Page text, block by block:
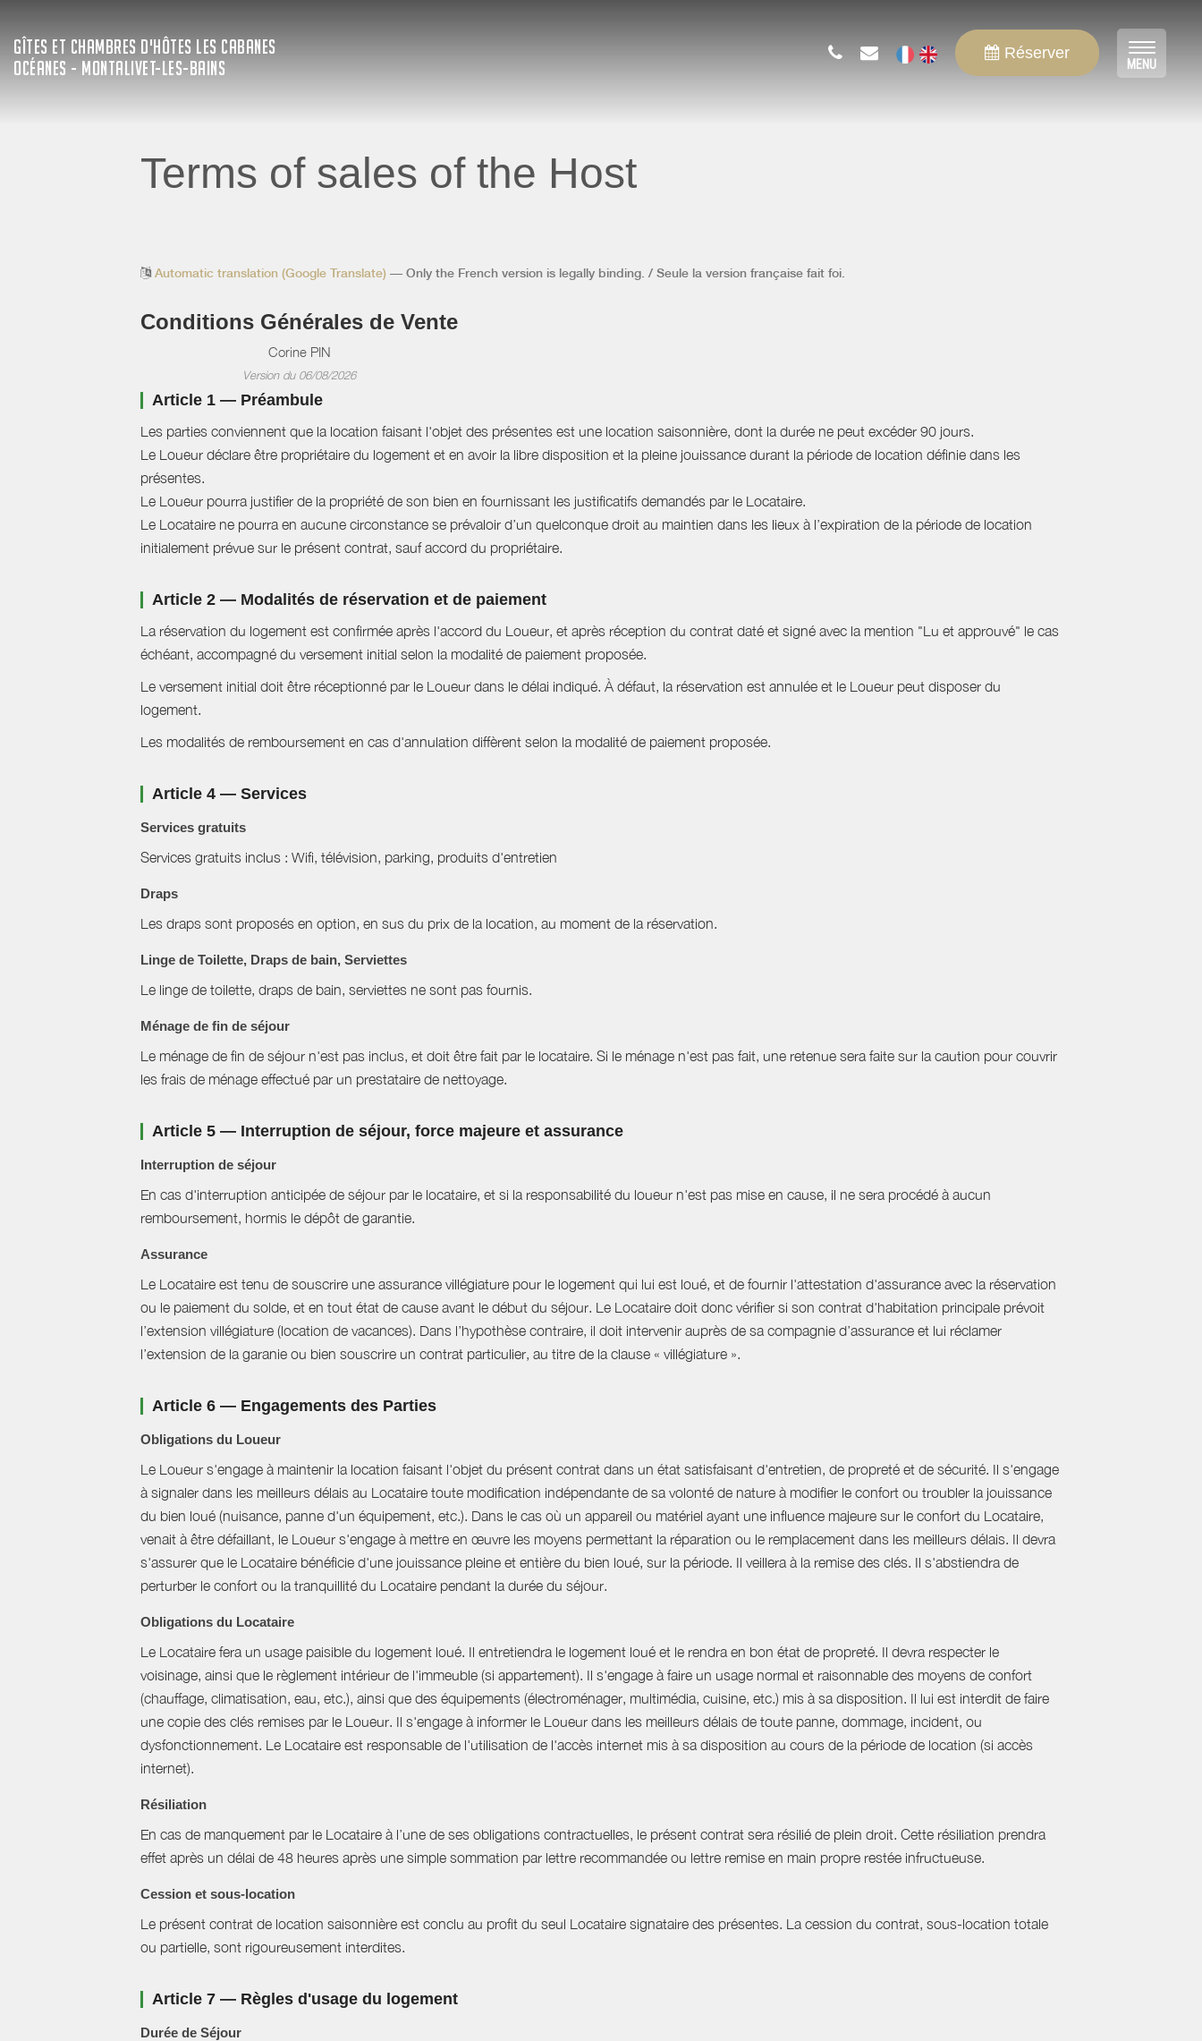
GÎTES ET CHAMBRES D'HÔTES LES CABANES
OCÉANES - MONTALIVET-LES-BAINS
Réserver
Toggle
MENU
Terms of sales of the Host
Automatic translation (Google Translate) — Only the French version is legally binding. / Seule la version française fait foi.
Conditions Générales de Vente
Corine PIN
Version du 06/08/2026
Article 1 — Préambule
Les parties conviennent que la location faisant l'objet des présentes est une location saisonnière, dont la durée ne peut excéder 90 jours.
Le Loueur déclare être propriétaire du logement et en avoir la libre disposition et la pleine jouissance durant la période de location définie dans les
présentes.
Le Loueur pourra justifier de la propriété de son bien en fournissant les justificatifs demandés par le Locataire.
Le Locataire ne pourra en aucune circonstance se prévaloir d’un quelconque droit au maintien dans les lieux à l’expiration de la période de location
initialement prévue sur le présent contrat, sauf accord du propriétaire.
Article 2 — Modalités de réservation et de paiement
La réservation du logement est confirmée après l'accord du Loueur, et après réception du contrat daté et signé avec la mention "Lu et approuvé" le cas
échéant, accompagné du versement initial selon la modalité de paiement proposée.
Le versement initial doit être réceptionné par le Loueur dans le délai indiqué. À défaut, la réservation est annulée et le Loueur peut disposer du
logement.
Les modalités de remboursement en cas d'annulation diffèrent selon la modalité de paiement proposée.
Article 4 — Services
Services gratuits
Services gratuits inclus : Wifi, télévision, parking, produits d'entretien
Draps
Les draps sont proposés en option, en sus du prix de la location, au moment de la réservation.
Linge de Toilette, Draps de bain, Serviettes
Le linge de toilette, draps de bain, serviettes ne sont pas fournis.
Ménage de fin de séjour
Le ménage de fin de séjour n'est pas inclus, et doit être fait par le locataire. Si le ménage n'est pas fait, une retenue sera faite sur la caution pour couvrir
les frais de ménage effectué par un prestataire de nettoyage.
Article 5 — Interruption de séjour, force majeure et assurance
Interruption de séjour
En cas d'interruption anticipée de séjour par le locataire, et si la responsabilité du loueur n'est pas mise en cause, il ne sera procédé à aucun
remboursement, hormis le dépôt de garantie.
Assurance
Le Locataire est tenu de souscrire une assurance villégiature pour le logement qui lui est loué, et de fournir l'attestation d'assurance avec la réservation
ou le paiement du solde, et en tout état de cause avant le début du séjour. Le Locataire doit donc vérifier si son contrat d'habitation principale prévoit
l’extension villégiature (location de vacances). Dans l’hypothèse contraire, il doit intervenir auprès de sa compagnie d’assurance et lui réclamer
l’extension de la garanie ou bien souscrire un contrat particulier, au titre de la clause « villégiature ».
Article 6 — Engagements des Parties
Obligations du Loueur
Le Loueur s'engage à maintenir la location faisant l'objet du présent contrat dans un état satisfaisant d'entretien, de propreté et de sécurité. Il s'engage
à signaler dans les meilleurs délais au Locataire toute modification indépendante de sa volonté de nature à modifier le confort ou troubler la jouissance
du bien loué (nuisance, panne d'un équipement, etc.). Dans le cas où un appareil ou matériel ayant une influence majeure sur le confort du Locataire,
venait à être défaillant, le Loueur s'engage à mettre en œuvre les moyens permettant la réparation ou le remplacement dans les meilleurs délais. Il devra
s'assurer que le Locataire bénéficie d'une jouissance pleine et entière du bien loué, sur la période. Il veillera à la remise des clés. Il s'abstiendra de
perturber le confort ou la tranquillité du Locataire pendant la durée du séjour.
Obligations du Locataire
Le Locataire fera un usage paisible du logement loué. Il entretiendra le logement loué et le rendra en bon état de propreté. Il devra respecter le
voisinage, ainsi que le règlement intérieur de l'immeuble (si appartement). Il s'engage à faire un usage normal et raisonnable des moyens de confort
(chauffage, climatisation, eau, etc.), ainsi que des équipements (électroménager, multimédia, cuisine, etc.) mis à sa disposition. Il lui est interdit de faire
une copie des clés remises par le Loueur. Il s'engage à informer le Loueur dans les meilleurs délais de toute panne, dommage, incident, ou
dysfonctionnement. Le Locataire est responsable de l'utilisation de l'accès internet mis à sa disposition au cours de la période de location (si accès
internet).
Résiliation
En cas de manquement par le Locataire à l’une de ses obligations contractuelles, le présent contrat sera résilié de plein droit. Cette résiliation prendra
effet après un délai de 48 heures après une simple sommation par lettre recommandée ou lettre remise en main propre restée infructueuse.
Cession et sous-location
Le présent contrat de location saisonnière est conclu au profit du seul Locataire signataire des présentes. La cession du contrat, sous-location totale
ou partielle, sont rigoureusement interdites.
Article 7 — Règles d'usage du logement
Durée de Séjour